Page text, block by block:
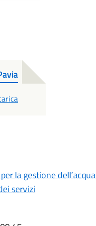
la gestione dell’acqua
servizi